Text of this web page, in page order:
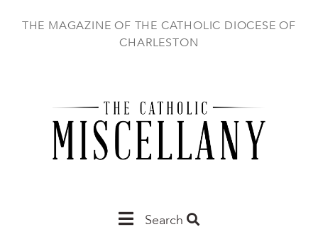
THE MAGAZINE OF THE CATHOLIC DIOCESE OF
CHARLESTON
MainSearch